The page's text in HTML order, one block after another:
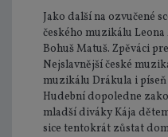
Jako další na ozvučené
českého muzikálu
Bohuš Matuš. Zpěváci
Nejslavnější české
muzikálu Drákula i
Hudební dopoledne
mladší diváky Kája
sice tentokrát zůstat